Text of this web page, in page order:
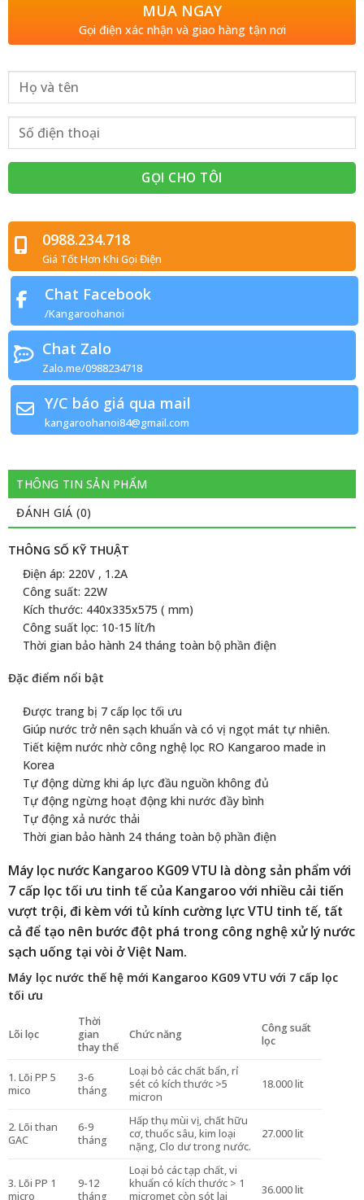
MUA NGAY
Gọi điện xác nhận và giao hàng tận nơi
0988.234.718
Giá Tốt Hơn Khi Gọi Điện
Chat Facebook
/Kangaroohanoi
Chat Zalo
Zalo.me/0988234718
Y/C báo giá qua mail
kangaroohanoi84@gmail.com
THÔNG TIN SẢN PHẨM
ĐÁNH GIÁ (0)
THÔNG SỐ KỸ THUẬT
Điện áp: 220V , 1.2A
Công suất: 22W
Kích thước: 440x335x575 ( mm)
Công suất lọc: 10-15 lít/h
Thời gian bảo hành 24 tháng toàn bộ phần điện
Đặc điểm nổi bật
Được trang bị 7 cấp lọc tối ưu
Giúp nước trở nên sạch khuẩn và có vị ngọt mát tự nhiên.
Tiết kiệm nước nhờ công nghệ lọc RO Kangaroo made in
Korea
Tự động dừng khi áp lực đầu nguồn không đủ
Tự động ngừng hoạt động khi nước đầy bình
Tự động xả nước thải
Thời gian bảo hành 24 tháng toàn bộ phần điện
Máy lọc nước Kangaroo KG09 VTU là dòng sản phẩm với
7 cấp lọc tối ưu tinh tế của Kangaroo với nhiều cải tiến
vượt trội, đi kèm với tủ kính cường lực VTU tinh tế, tất
cả để tạo nên bước đột phá trong công nghệ xử lý nước
sạch uống tại vòi ở Việt Nam.
Máy lọc nước thế hệ mới Kangaroo KG09 VTU với 7 cấp lọc
tối ưu
Lõi lọc
Thời
gian
thay thế
Chức năng
Công suất
lọc
1. Lõi PP 5
mico
3-6
tháng
Loại bỏ các chất bẩn, rỉ
sét có kích thước >5
micron
18.000 lit
2. Lõi than
GAC
6-9
tháng
Hấp thụ mùi vị, chất hữu
cơ, thuốc sâu, kim loại
nặng, Clo dư trong nước.
27.000 lit
3. Lõi PP 1
micro
9-12
tháng
Loại bỏ các tạp chất, vi
khuẩn có kích thước > 1
micromet còn sót lại
36.000 lit